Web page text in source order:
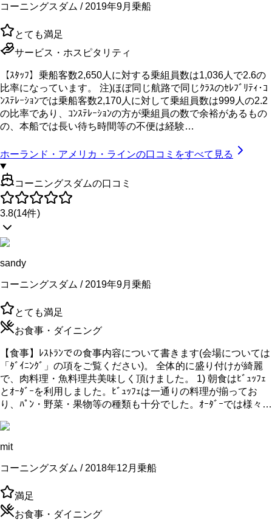
コーニングスダム / 2019年9月乗船
とても満足
サービス・ホスピタリティ
【ｽﾀｯﾌ】乗船客数2,650人に対する乗組員数は1,036人で2.6の
比率になっています。 注)ほぼ同じ航路で同じｸﾗｽのｾﾚﾌﾞﾘﾃｨ･ｺ
ﾝｽﾃﾚｰｼｮﾝでは乗船客数2,170人に対して乗組員数は999人の2.2
の比率であり、ｺﾝｽﾃﾚｰｼｮﾝの方が乗組員の数で余裕があるもの
の、本船では長い待ち時間等の不便は経験…
ホーランド・アメリカ・ラインの口コミをすべて見る
コーニングスダムの口コミ
3.8(14件)
sandy
コーニングスダム / 2019年9月乗船
とても満足
お食事・ダイニング
【食事】ﾚｽﾄﾗﾝでの食事内容について書きます(会場については
「ﾀﾞｲﾆﾝｸﾞ」の項をご覧ください)。 全体的に盛り付けが綺麗
で、肉料理・魚料理共美味しく頂けました。 1) 朝食はﾋﾞｭｯﾌｪ
とｵｰﾀﾞｰを利用しました。ﾋﾞｭｯﾌｪは一通りの料理が揃ってお
り、ﾊﾟﾝ・野菜・果物等の種類も十分でした。ｵｰﾀﾞｰでは様々…
mit
コーニングスダム / 2018年12月乗船
満足
お食事・ダイニング